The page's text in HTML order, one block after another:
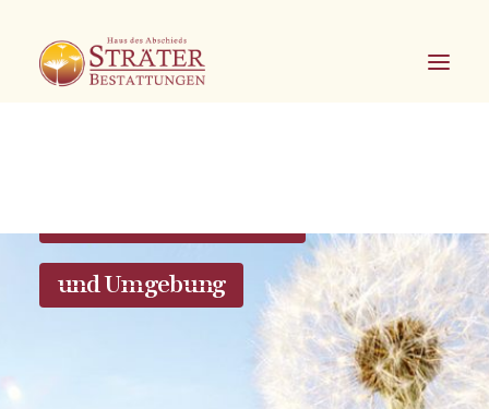
und Umgebung